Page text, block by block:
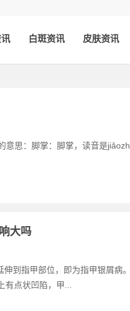
白斑资讯 皮肤资讯
意思：脚掌：脚掌，读音是jiǎozh
大吗
到指甲部位，即为指甲银屑病。
点状凹陷，甲...